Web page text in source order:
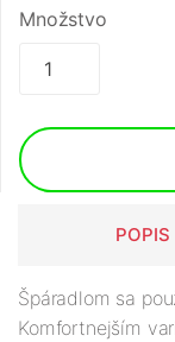
Množstvo
POPIS
Špáradlom sa
Komfortnejším